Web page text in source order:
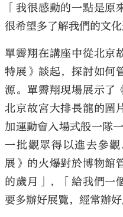
「我很感動的一點是原
很希望多了解我們的文化
單霽翔在講座中從北京
特展》談起，探討如何
源。單霽翔現場展示了
北京故宮大排長龍的圖
加運動會入場式般一隊
一批觀眾得以進去參
展》的火爆對於博物館
的歲月」，「給我們一
要多辦好展覽，經常辦好